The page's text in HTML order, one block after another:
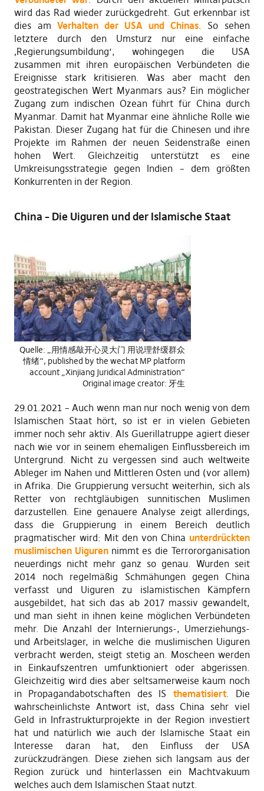
wird das Rad wieder zurückgedreht. Gut erkennbar ist
dies amVerhalten der USA und Chinas. So sehen
letztere durch den Umsturz nur eine einfache
‚Regierungsumbildung‘, wohingegen die USA
zusammen mit ihren europäischen Verbündeten die
Ereignisse stark kritisieren. Was aber macht den
geostrategischen Wert Myanmars aus? Ein möglicher
Zugang zum indischen Ozean führt für China durch
Myanmar. Damit hat Myanmar eine ähnliche Rolle wie
Pakistan. Dieser Zugang hat für die Chinesen und ihre
Projekte im Rahmen der neuen Seidenstraße einen
hohen Wert. Gleichzeitig unterstützt es eine
Umkreisungsstrategie gegen Indien – dem größten
Konkurrenten in der Region.
China – Die Uiguren und der Islamische Staat
Quelle: „用情感敲开心灵大门 用说理舒缓群众
情绪“, published by the wechat MP platform
account „Xinjiang Juridical Administration“
Original image creator: 牙生
29.01.2021 – Auch wenn man nur noch wenig von dem
Islamischen Staat hört, so ist er in vielen Gebieten
immer noch sehr aktiv. Als Guerillatruppe agiert dieser
nach wie vor in seinem ehemaligen Einflussbereich im
Untergrund. Nicht zu vergessen sind auch weltweite
Ableger im Nahen und Mittleren Osten und (vor allem)
in Afrika. Die Gruppierung versucht weiterhin, sich als
Retter von rechtgläubigen sunnitischen Muslimen
darzustellen. Eine genauere Analyse zeigt allerdings,
dass die Gruppierung in einem Bereich deutlich
pragmatischer wird: Mit den von China unterdrückten
muslimischen Uiguren nimmt es die Terrororganisation
neuerdings nicht mehr ganz so genau. Wurden seit
2014 noch regelmäßig Schmähungen gegen China
verfasst und Uiguren zu islamistischen Kämpfern
ausgebildet, hat sich das ab 2017 massiv gewandelt,
und man sieht in ihnen keine möglichen Verbündeten
mehr. Die Anzahl der Internierungs-, Umerziehungs-
und Arbeitslager, in welche die muslimischen Uiguren
verbracht werden, steigt stetig an. Moscheen werden
in Einkaufszentren umfunktioniert oder abgerissen.
Gleichzeitig wird dies aber seltsamerweise kaum noch
in Propagandabotschaften des IS thematisiert. Die
wahrscheinlichste Antwort ist, dass China sehr viel
Geld in Infrastrukturprojekte in der Region investiert
hat und natürlich wie auch der Islamische Staat ein
Interesse daran hat, den Einfluss der USA
zurückzudrängen. Diese ziehen sich langsam aus der
Region zurück und hinterlassen ein Machtvakuum
welches auch dem Islamischen Staat nutzt.